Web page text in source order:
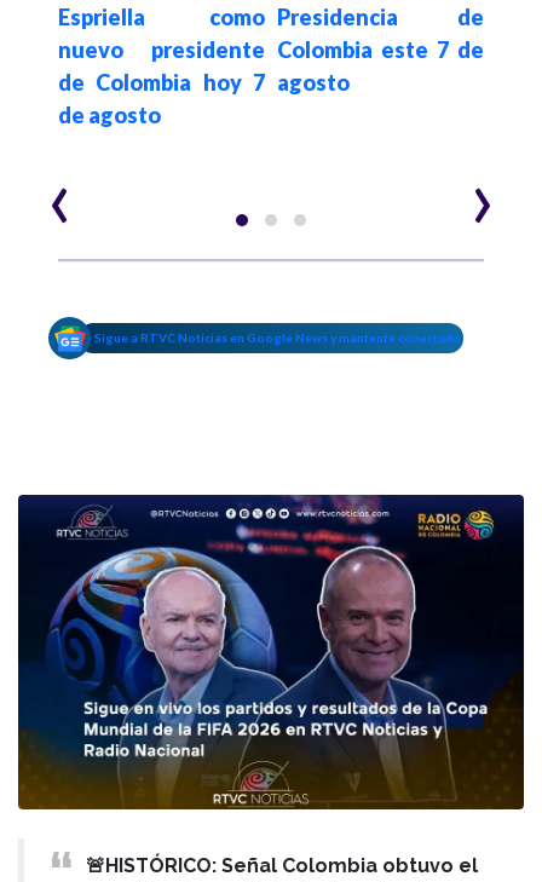
Espriella como
nuevo presidente
de Colombia hoy 7
de agosto
Presidencia de
Colombia este 7 de
agosto
‹ ›
Sigue a RTVC Noticias en Google News y mantente conectado
🚨HISTÓRICO: Señal Colombia obtuvo el